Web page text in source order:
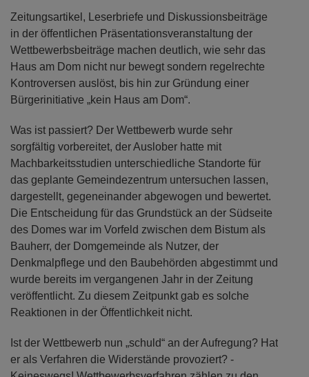
Zeitungsartikel, Leserbriefe und Diskussionsbeiträge
in der öffentlichen Präsentationsveranstaltung der
Wettbewerbsbeiträge machen deutlich, wie sehr das
Haus am Dom nicht nur bewegt sondern regelrechte
Kontroversen auslöst, bis hin zur Gründung einer
Bürgerinitiative „kein Haus am Dom“.
Was ist passiert? Der Wettbewerb wurde sehr
sorgfältig vorbereitet, der Auslober hatte mit
Machbarkeitsstudien unterschiedliche Standorte für
das geplante Gemeindezentrum untersuchen lassen,
dargestellt, gegeneinander abgewogen und bewertet.
Die Entscheidung für das Grundstück an der Südseite
des Domes war im Vorfeld zwischen dem Bistum als
Bauherr, der Domgemeinde als Nutzer, der
Denkmalpflege und den Baubehörden abgestimmt und
wurde bereits im vergangenen Jahr in der Zeitung
veröffentlicht. Zu diesem Zeitpunkt gab es solche
Reaktionen in der Öffentlichkeit nicht.
Ist der Wettbewerb nun „schuld“ an der Aufregung? Hat
er als Verfahren die Widerstände provoziert? -